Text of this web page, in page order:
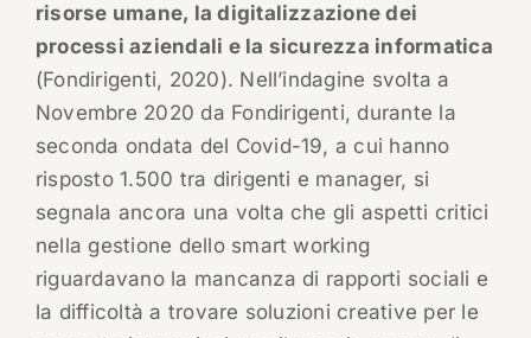
risorse umane, la digitalizzazione dei
processi aziendali e la sicurezza informatica
(Fondirigenti, 2020). Nell’indagine svolta a
Novembre 2020 da Fondirigenti, durante la
seconda ondata del Covid-19, a cui hanno
risposto 1.500 tra dirigenti e manager, si
segnala ancora una volta che gli aspetti critici
nella gestione dello smart working
riguardavano la mancanza di rapporti sociali e
la difficoltà a trovare soluzioni creative per le